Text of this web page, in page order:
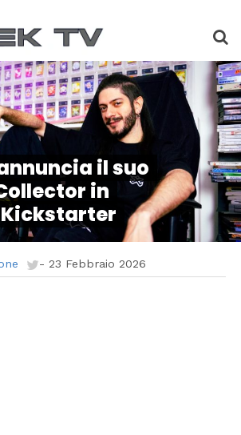
il suo
in
- 23 Febbraio 2026